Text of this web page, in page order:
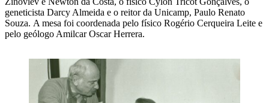
geneticista Darcy Almeida e o reitor da Unicamp, Paulo Renato
Souza. A mesa foi coordenada pelo físico Rogério Cerqueira Leite e
pelo geólogo Amilcar Oscar Herrera.